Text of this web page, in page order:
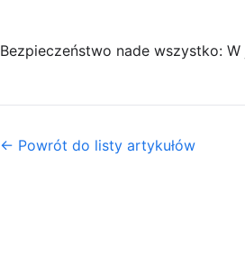
Bezpieczeństwo nade wszystko:
← Powrót do listy artykułów